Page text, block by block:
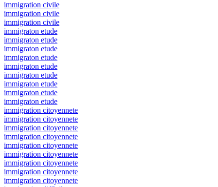
immigration civile
immigration civile
immigration civile
immigraton etude
immigraton etude
immigraton etude
immigraton etude
immigraton etude
immigraton etude
immigraton etude
immigraton etude
immigraton etude
immigration citoyennete
immigration citoyennete
immigration citoyennete
immigration citoyennete
immigration citoyennete
immigration citoyennete
immigration citoyennete
immigration citoyennete
immigration citoyennete